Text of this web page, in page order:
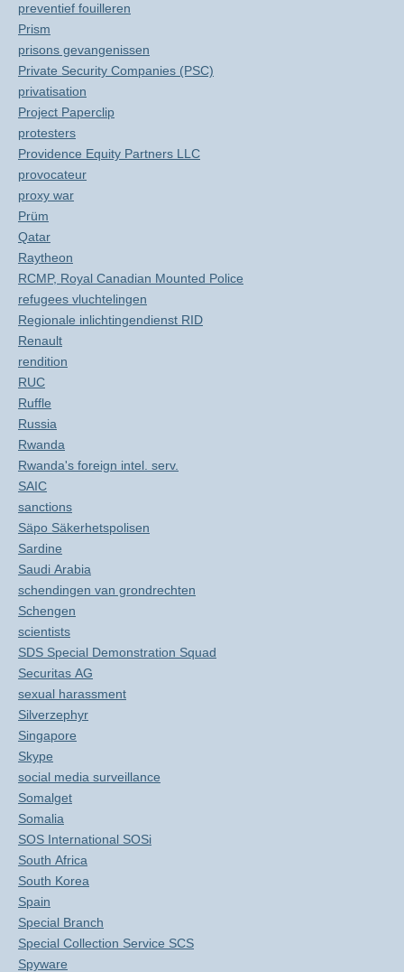
preventief fouilleren
Prism
prisons gevangenissen
Private Security Companies (PSC)
privatisation
Project Paperclip
protesters
Providence Equity Partners LLC
provocateur
proxy war
Prüm
Qatar
Raytheon
RCMP, Royal Canadian Mounted Police
refugees vluchtelingen
Regionale inlichtingendienst RID
Renault
rendition
RUC
Ruffle
Russia
Rwanda
Rwanda's foreign intel. serv.
SAIC
sanctions
Säpo Säkerhetspolisen
Sardine
Saudi Arabia
schendingen van grondrechten
Schengen
scientists
SDS Special Demonstration Squad
Securitas AG
sexual harassment
Silverzephyr
Singapore
Skype
social media surveillance
Somalget
Somalia
SOS International SOSi
South Africa
South Korea
Spain
Special Branch
Special Collection Service SCS
Spyware